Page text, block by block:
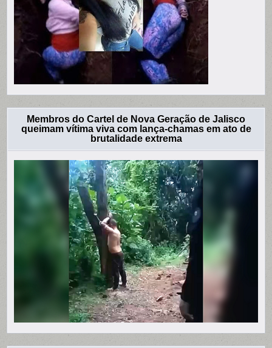
Membros do Cartel de Nova Geração de Jalisco
queimam vítima viva com lança-chamas em ato de
brutalidade extrema